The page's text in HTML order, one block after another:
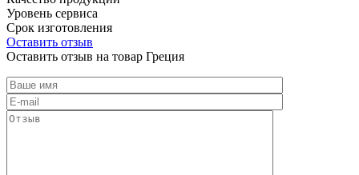
Уровень сервиса
Срок изготовления
Оставить отзыв
Оставить отзыв на товар Греция